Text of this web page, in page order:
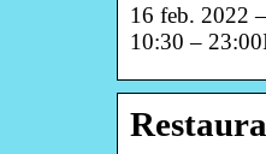
16 feb. 2022
10:30 –